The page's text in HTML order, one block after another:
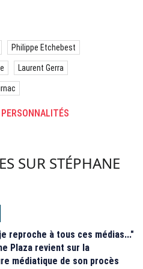
Philippe Etchebest
Laurent Gerra
SUR STÉPHANE
reproche à tous ces médias..."
Plaza revient sur la
médiatique de son procès